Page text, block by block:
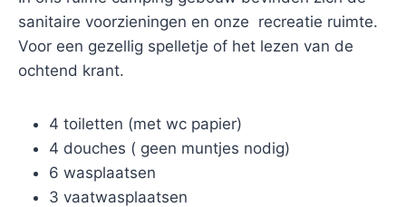
sanitaire voorzieningen en onze recreatie ruimte.
Voor een gezellig spelletje of het lezen van de
ochtend krant.
4 toiletten (met wc papier)
4 douches ( geen muntjes nodig)
6 wasplaatsen
3 vaatwasplaatsen